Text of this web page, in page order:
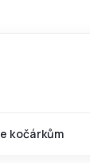
kočárkům